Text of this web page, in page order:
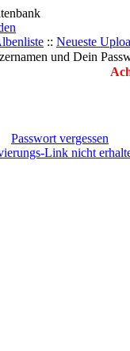
:: Neueste
und Dein
Passwort vergessen
Link nicht